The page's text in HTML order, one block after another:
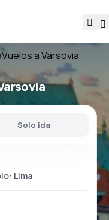
Vuelos a Varsovia
Solo ida